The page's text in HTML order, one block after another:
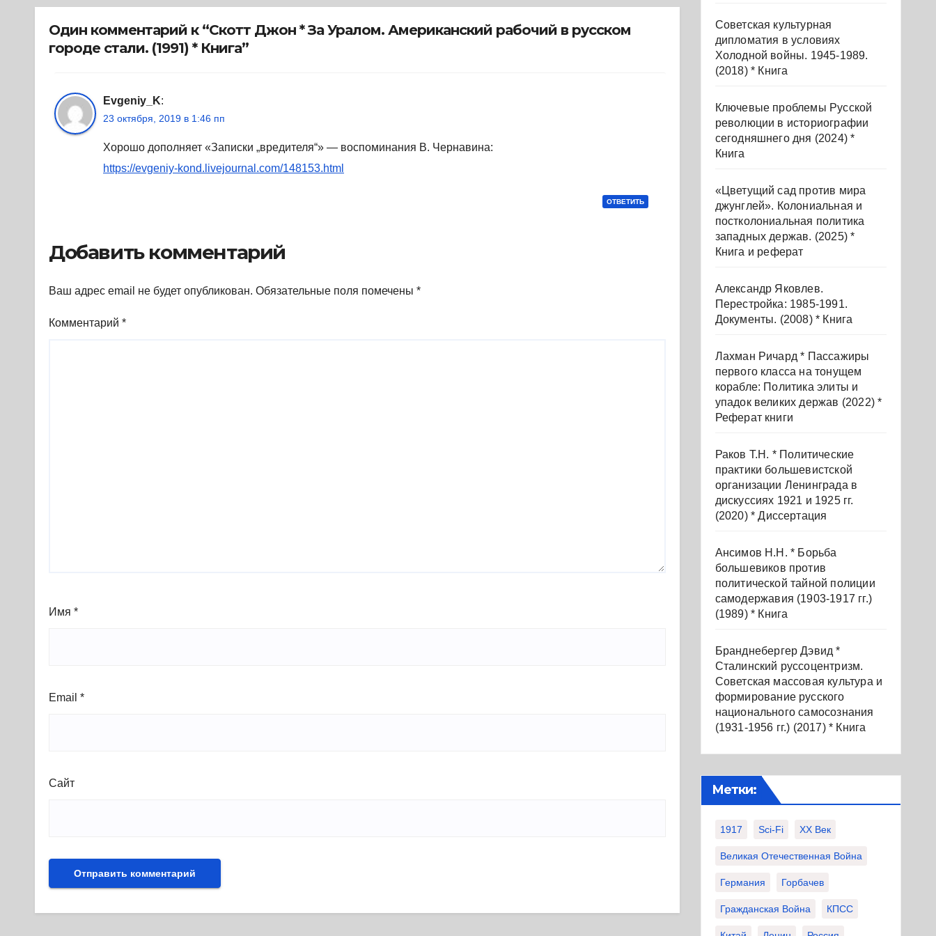
русского
Один комментарий к “Скотт Джон * За Уралом. Американский рабочий в русском
городе стали. (1991) * Книга”
Evgeniy_K:
23 октября, 2019 в 1:46 пп
Хорошо дополняет «Записки „вредителя“» — воспоминания В. Чернавина:
https://evgeniy-kond.livejournal.com/148153.html
ОТВЕТИТЬ
Добавить комментарий
Ваш адрес email не будет опубликован. Обязательные поля помечены *
Комментарий *
Имя *
Email *
Сайт
Советская культурная
дипломатия в условиях
Холодной войны. 1945-1989.
(2018) * Книга
Ключевые проблемы Русской
революции в историографии
сегодняшнего дня (2024) *
Книга
«Цветущий сад против мира
джунглей». Колониальная и
постколониальная политика
западных держав. (2025) *
Книга и реферат
Александр Яковлев.
Перестройка: 1985-1991.
Документы. (2008) * Книга
Лахман Ричард * Пассажиры
первого класса на тонущем
корабле: Политика элиты и
упадок великих держав (2022) *
Реферат книги
Раков Т.Н. * Политические
практики большевистской
организации Ленинграда в
дискуссиях 1921 и 1925 гг.
(2020) * Диссертация
Ансимов Н.Н. * Борьба
большевиков против
политической тайной полиции
самодержавия (1903-1917 гг.)
(1989) * Книга
Бранднебергер Дэвид *
Сталинский руссоцентризм.
Советская массовая культура и
формирование русского
национального самосознания
(1931-1956 гг.) (2017) * Книга
Метки:
1917 Sci-Fi XX Век
Великая Отечественная Война
Германия Горбачев
Гражданская Война КПСС